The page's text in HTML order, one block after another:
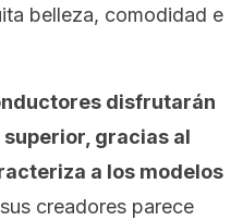
belleza, comodidad e
disfrutarán
gracias al
a los modelos
creadores parece